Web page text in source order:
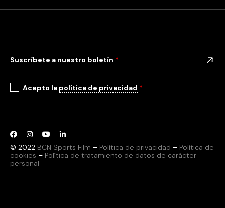
© 2022 BCN Sports Film – Política de privacidad – Política de
cookies – Política de tratamiento de datos de carácter
personal
Suscríbete a nuestro boletín *
Acepto la política de privacidad *